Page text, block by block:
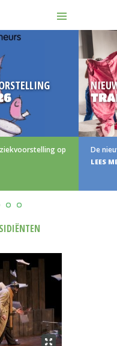
op
NIEUW
De
LEES